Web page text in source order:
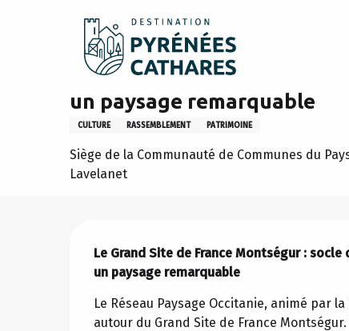
Accueil Sejourner L’agenda
Le Grand Site de France
un paysage remarquable
CULTURE RASSEMBLEMENT PATRIMOINE
Siège de la Communauté de Communes du
Lavelanet
Le Grand Site de France Montségur :
un paysage remarquable
Le Réseau Paysage Occitanie, animé par
autour du Grand Site de France